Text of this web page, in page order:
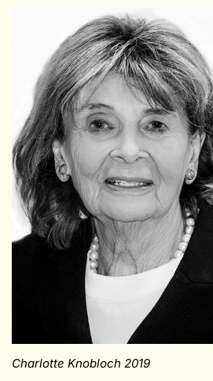
Charlotte Knobloch 2019